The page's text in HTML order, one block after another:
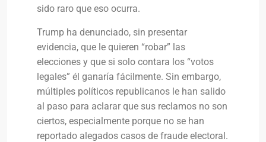
sido raro que eso ocurra.
Trump ha denunciado, sin presentar
evidencia, que le quieren “robar” las
elecciones y que si solo contara los “votos
legales” él ganaría fácilmente. Sin embargo,
múltiples políticos republicanos le han salido
al paso para aclarar que sus reclamos no son
ciertos, especialmente porque no se han
reportado alegados casos de fraude electoral.